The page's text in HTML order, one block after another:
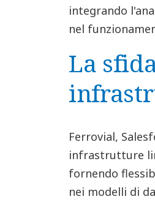
integrando
nel
La
Ferrovial,
infrastrutture
fornendo
nei modelli di